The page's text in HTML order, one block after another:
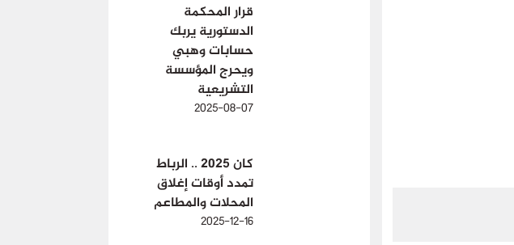
قرار المحكمة
الدستورية يربك
حسابات وهبي
ويحرج المؤسسة
التشريعية
2025-08-07
كان 2025 .. الرباط
تمدد أوقات إغلاق
المحلات والمطاعم
2025-12-16